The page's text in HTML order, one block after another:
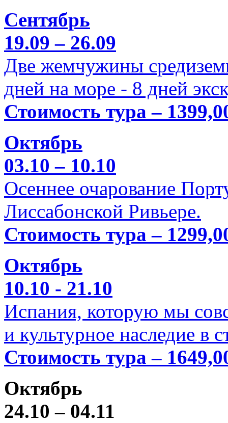
Сентябрь
19.09 – 26.09
Две жемчужины
дней на море - 8 дней
Стоимость тура –
Октябрь
03.10 – 10.10
Осеннее очарование
Лиссабонской Ривьере.
Стоимость тура –
Октябрь
10.10 - 21.10
Испания, которую мы
и культурное наследие в
Стоимость тура –
Октябрь
24.10 – 04.11